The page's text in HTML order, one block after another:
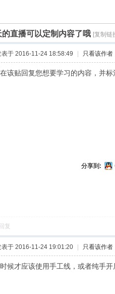
的直播可以定制内容了哦 [复制链
表于 2016-11-24 18:58:49 只看该作者
该贴回复您想要学习的内容，并
分享到:
回复
表于 2016-11-24 19:01:20 只看该作者
候才应该使用手工线，或者纯手